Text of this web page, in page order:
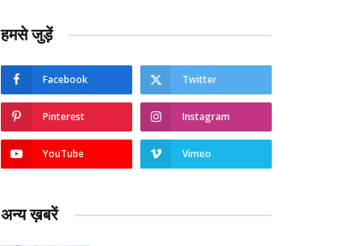
हमसे जुड़ें
Facebook Twitter
Pinterest Instagram
YouTube Vimeo
अन्य ख़बरें